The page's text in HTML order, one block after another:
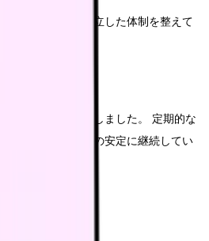
認を効率的に確立した体制を整えて
生活の質が向上しました。 定期的な
可能となり、病状の安定に継続してい
患者への対応